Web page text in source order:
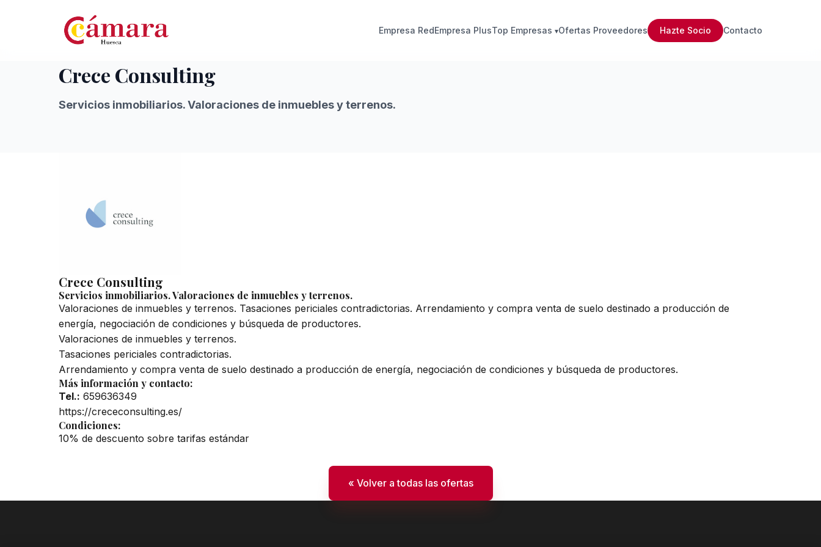
Empresa RedEmpresa PlusTop Empresas Ofertas Proveedores Hazte Socio Contacto
Crece Consulting
Servicios inmobiliarios. Valoraciones de inmuebles y terrenos.
Crece Consulting
Servicios inmobiliarios. Valoraciones de inmuebles y terrenos.
Valoraciones de inmuebles y terrenos. Tasaciones periciales contradictorias. Arrendamiento y compra venta de suelo destinado a producción de
energía, negociación de condiciones y búsqueda de productores.
Valoraciones de inmuebles y terrenos.
Tasaciones periciales contradictorias.
Arrendamiento y compra venta de suelo destinado a producción de energía, negociación de condiciones y búsqueda de productores.
Más información y contacto:
Tel.: 659636349
https://crececonsulting.es/
Condiciones:
10% de descuento sobre tarifas estándar
« Volver a todas las ofertas